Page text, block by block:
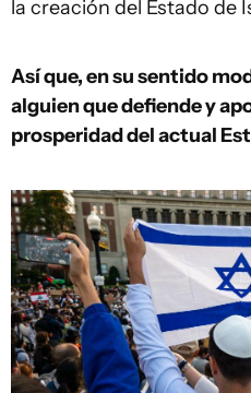
la creación del Estado de
Así que, en su sentido
alguien que defiende y
prosperidad del actual